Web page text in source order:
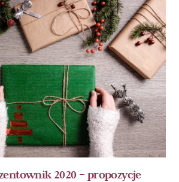
2020 – propozycje